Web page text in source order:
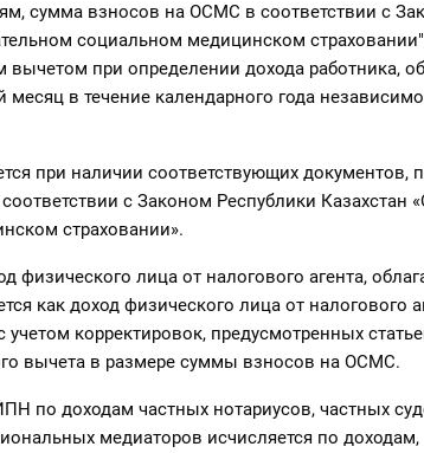
сумма взносов на ОСМС в соответствии с
социальном медицинском
вычетом при определении дохода работника,
в течение календарного года
при наличии соответствующих документов,
с Законом Республики Казахстан
страховании».
физического лица от налогового агента,
как доход физического лица от налогового
корректировок, предусмотренных
вычета в размере суммы взносов на ОСМС.
по доходам частных нотариусов, частных
медиаторов исчисляется по